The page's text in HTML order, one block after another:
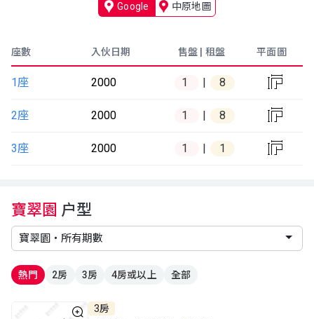
Google 中原地圖
座數 入伙日期 售盤 | 租盤 平面圖
1座 2000 1 8 
2座 2000 1 8 
3座 2000 1 1 
寶翠園 户型
熱門 2房 3房 4房或以上 全部
3房